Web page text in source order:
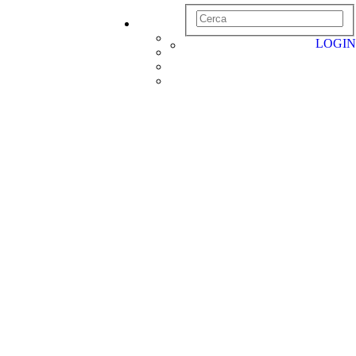
LOGIN